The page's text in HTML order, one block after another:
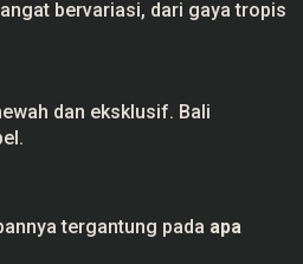
bervariasi, dari gaya tropis
dan eksklusif. Bali
tergantung pada apa